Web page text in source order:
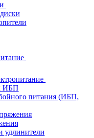
ИБП
питания (ИБП,
удлинители